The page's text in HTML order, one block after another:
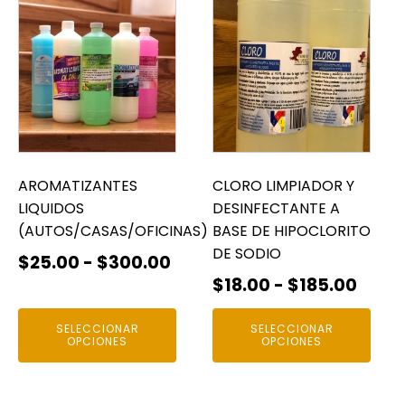
AROMATIZANTES
LIQUIDOS
(AUTOS/CASAS/OFICINAS)
$25.00 - $300.00 Rango
precios:
$25.00
SELECCIONAR
OPCIONES
Este
producto
tiene
múltiples
variantes.
Las
opciones
pueden
elegir
en
la
página
producto
CLORO LIMPIADOR Y
DESINFECTANTE A
BASE DE HIPOCLORITO
DE SODIO
$18.00 - $185.00
de
SELECCIONAR
OPCIONES
Este
producto
tiene
múltiples
variantes.
Las
opciones
pueden
elegir
en
la
página
de
producto